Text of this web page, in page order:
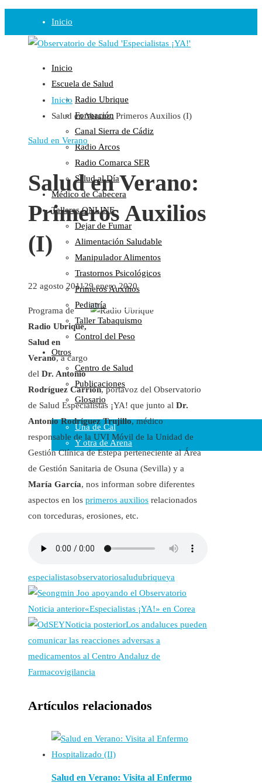
Inicio
Observatorio
Opinión
Radio
Guadalinfo Salud
Radio Guadalete
COPE Pontevedra
Salud en Radio Ubrique
Salud en Verano
Plataforma
Manifiestos
Comunicados
En nuestra Web
Colaboraciones
Cartas al Director
Medios de Comunicación
Otros
Vídeos
Cara Oscura Sanidad
Humor
Cal y Arena
Una de Cal
Y otra de Arena
Noticias Sanitarias
Enlaces
Newsletter
Inicio
Escuela de Salud
Radio Ubrique
Formación
Canal Sierra de Cádiz
Radio Arcos
Radio Comarca SER
Salud al Día
Médico de Cabecera
Talleres ONLINE
Dejar de Fumar
Alimentación Saludable
Manipulador Alimentos
Trastornos Psicológicos
Primeros Auxilios
Pediatría
Taller Tabaquismo
Control del Peso
Otros
Centro de Salud
Publicaciones
Glosario
Inicio
Salud en Verano: Primeros Auxilios (I)
Salud en Verano
Salud en Verano:
Primeros Auxilios
(I)
22 agosto 201129 enero 2020
Programa de
Radio Ubrique,
Salud en
Verano, a cargo
del Dr. Antonio
Rodríguez Carrión, portavoz del Observatorio
de Salud Especialistas ¡YA! que junto al Dr.
Antonio Rodríguez Trujillo, médico
responsable de la UVI Móvil de la Unidad de
Gestión Clínica de Estepa perteneciente al Área
de Gestión Sanitaria de Osuna (Sevilla) y a
María García, nos informan sobre diferentes
aspectos en los primeros auxilios relacionados
con torceduras, erosiones, etc.
especialistasobservatoriosaludubriqueya
Noticia anterior«Especialistas ¡YA!» en Corea
Noticia posteriorLos andaluces pueden
comunicar las reacciones adversas a
medicamentos al Centro Andaluz de
Farmacovigilancia
Artículos relacionados
Salud en Verano: Visita al Enfermo